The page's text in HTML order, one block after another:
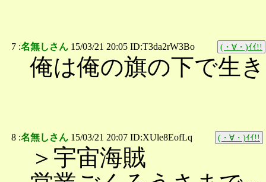
7 :名無しさん 15/03/21 20:05 ID:T3da2rW3Bo (・∀・)ｲｲ!!
俺は俺の旗の下で生
8 :名無しさん 15/03/21 20:07 ID:XUle8EofLq (・∀・)ｲｲ!!
＞宇宙海賊